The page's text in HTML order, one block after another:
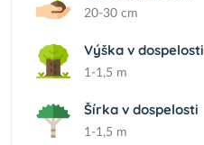
20-30 cm
Výška v dospelosti
1-1,5 m
Šírka v dospelosti
1-1,5 m